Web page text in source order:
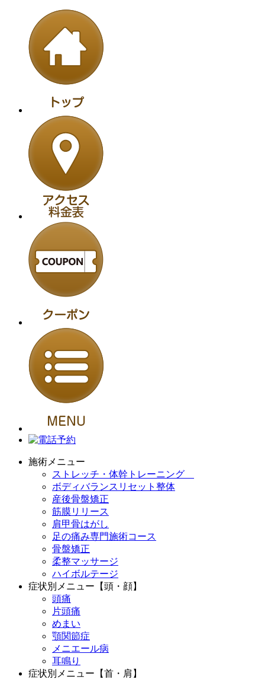
施術メニュー
ストレッチ・体幹トレーニング
ボディバランスリセット整体
産後骨盤矯正
筋膜リリース
肩甲骨はがし
足の痛み専門施術コース
骨盤矯正
柔整マッサージ
ハイボルテージ
症状別メニュー【頭・顔】
頭痛
片頭痛
めまい
顎関節症
メニエール病
耳鳴り
症状別メニュー【首・肩】